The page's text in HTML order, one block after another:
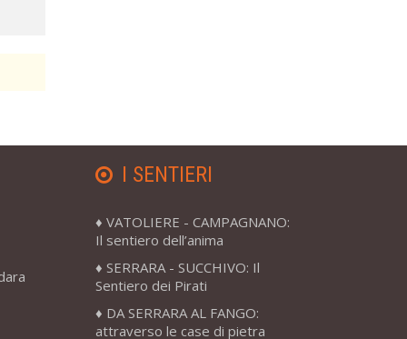
I SENTIERI
VATOLIERE - CAMPAGNANO:
Il sentiero dell’anima
SERRARA - SUCCHIVO: Il
Sentiero dei Pirati
DA SERRARA AL FANGO:
attraverso le case di pietra